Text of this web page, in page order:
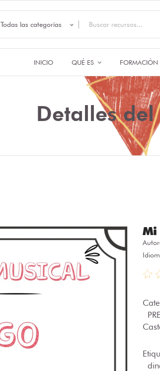
Todas las categorías
INICIO QUÉ ES FORMACIÓN
Detalles del
Mi